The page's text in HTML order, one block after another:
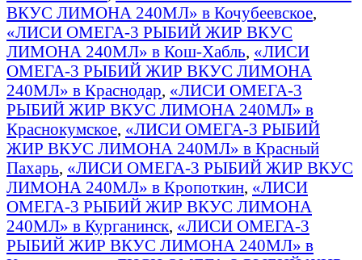
ВКУС ЛИМОНА 240МЛ» в Кочубеевское,
«ЛИСИ ОМЕГА-3 РЫБИЙ ЖИР ВКУС
ЛИМОНА 240МЛ» в Кош-Хабль, «ЛИСИ
ОМЕГА-3 РЫБИЙ ЖИР ВКУС ЛИМОНА
240МЛ» в Краснодар, «ЛИСИ ОМЕГА-3
РЫБИЙ ЖИР ВКУС ЛИМОНА 240МЛ» в
Краснокумское, «ЛИСИ ОМЕГА-3 РЫБИЙ
ЖИР ВКУС ЛИМОНА 240МЛ» в Красный
Пахарь, «ЛИСИ ОМЕГА-3 РЫБИЙ ЖИР ВКУС
ЛИМОНА 240МЛ» в Кропоткин, «ЛИСИ
ОМЕГА-3 РЫБИЙ ЖИР ВКУС ЛИМОНА
240МЛ» в Курганинск, «ЛИСИ ОМЕГА-3
РЫБИЙ ЖИР ВКУС ЛИМОНА 240МЛ» в